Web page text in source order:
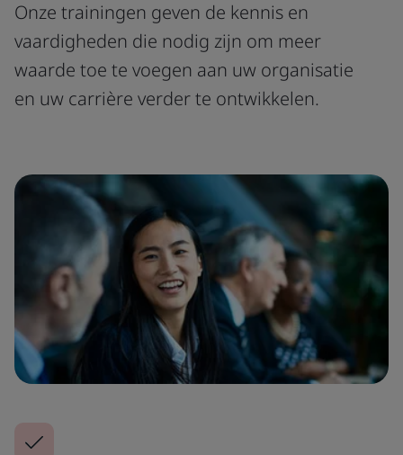
Onze trainingen geven de kennis en
vaardigheden die nodig zijn om meer
waarde toe te voegen aan uw organisatie
en uw carrière verder te ontwikkelen.